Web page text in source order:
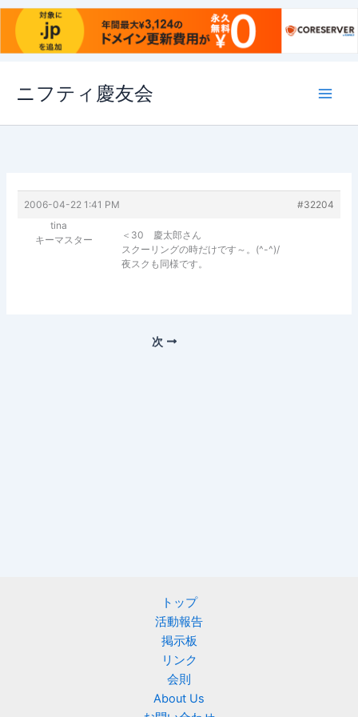
ス
ニフティ慶友会
2006-04-22 1:41 PM
#32204
tina
キーマスター
＜30 慶太郎さん
スクーリングの時だけです～。(^-^)/
夜スクも同様です。
次
トップ
活動報告
掲示板
リンク
会則
About Us